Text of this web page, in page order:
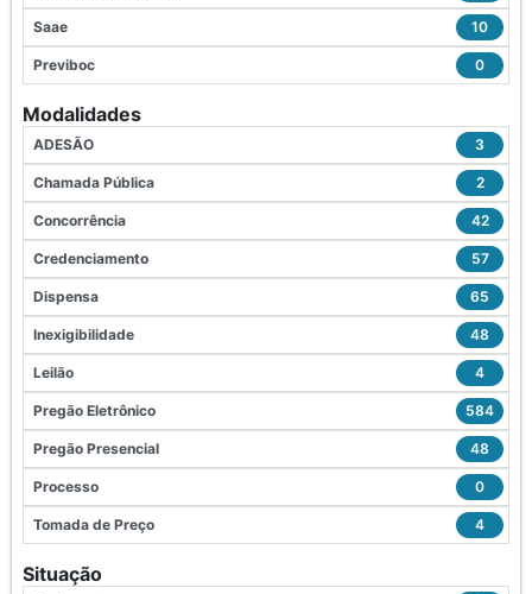
Saae 10
Previboc 0
Modalidades
ADESÃO 3
Chamada Pública 2
Concorrência 42
Credenciamento 57
Dispensa 65
Inexigibilidade 48
Leilão 4
Pregão Eletrônico 584
Pregão Presencial 48
Processo 0
Tomada de Preço 4
Situação